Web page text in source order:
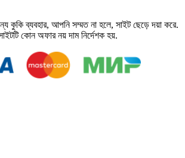
কুকি ব্যবহার, আপনি সম্মত না হলে, সাইট ছেড়ে দয়া করে.
কোন অফার নয় দাম নির্দেশক হয়.